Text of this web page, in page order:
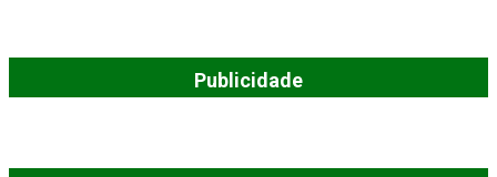
Publicidade